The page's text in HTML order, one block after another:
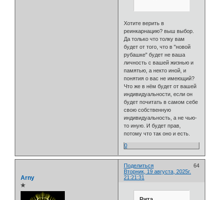
Хотите верить в
реинкарнацию? выш выбор.
Да только что толку вам
будет от того, что в "новой
рубашке" будет не ваша
личность с вашей жизнью и
памятью, а некто иной, и
понятия о вас не имеющий?
Что же в нём будет от вашей
индивидуальности, если он
будет почитать в самом себе
свою собственную
индивидуальность, а не чью-
то иную. И будет прав,
потому что так оно и есть.
0
Поделиться
64
Вторник, 19 августа, 2025г.
21:21:31
Arny
✯